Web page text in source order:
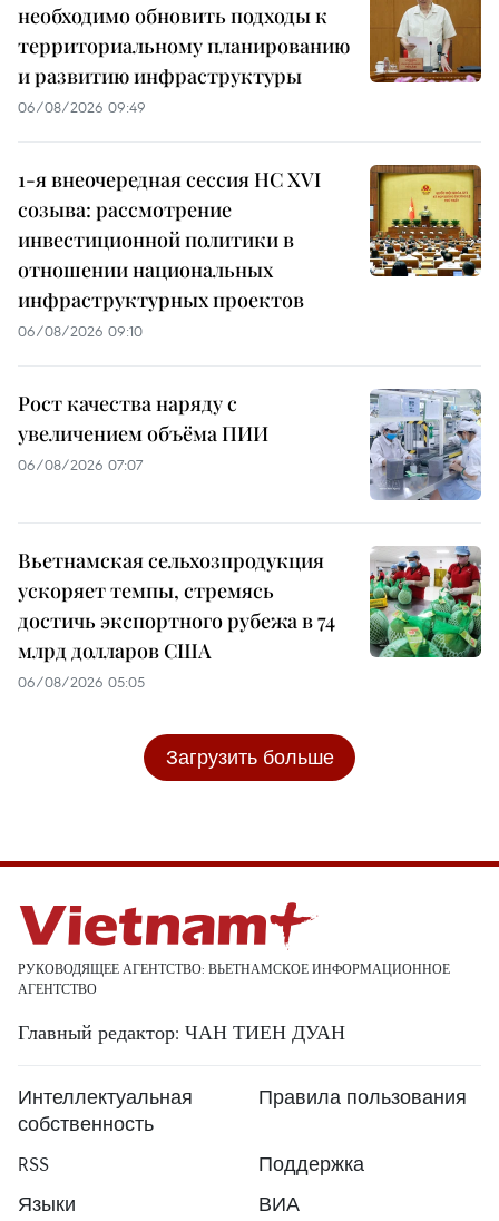
необходимо обновить подходы к
территориальному планированию
и развитию инфраструктуры
06/08/2026 09:49
1-я внеочередная сессия НС XVI
созыва: рассмотрение
инвестиционной политики в
отношении национальных
инфраструктурных проектов
06/08/2026 09:10
Рост качества наряду с
увеличением объёма ПИИ
06/08/2026 07:07
Вьетнамская сельхозпродукция
ускоряет темпы, стремясь
достичь экспортного рубежа в 74
млрд долларов США
06/08/2026 05:05
Загрузить больше
РУКОВОДЯЩЕЕ АГЕНТСТВО: ВЬЕТНАМСКОЕ ИНФОРМАЦИОННОЕ
АГЕНТСТВО
Главный редактор: ЧАН ТИЕН ДУАН
Интеллектуальная
собственность
Правила пользования
RSS
Поддержка
Языки
ВИА